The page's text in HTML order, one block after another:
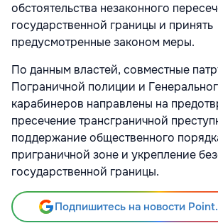
обстоятельства незаконного
государственной границы и принять
предусмотренные законом меры.
По данным властей, совместные
Пограничной полиции и
карабинеров направлены на
пресечение трансграничной
поддержание общественного
приграничной зоне и укрепление
государственной границы.
Подпишитесь на новости